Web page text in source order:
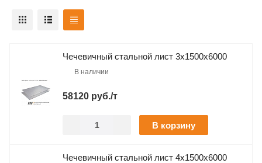
Чечевичный стальной лист 3х1500х6000
В наличии
58120 руб./т
В корзину
Чечевичный стальной лист 4х1500х6000